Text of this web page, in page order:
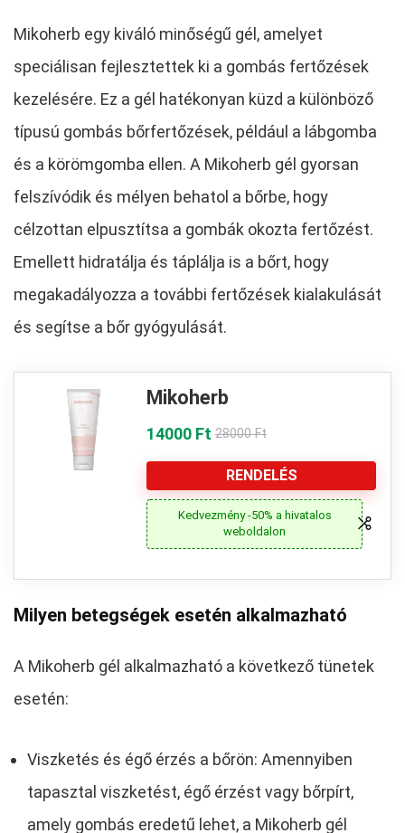
Mikoherb egy kiváló minőségű gél, amelyet
speciálisan fejlesztettek ki a gombás fertőzések
kezelésére. Ez a gél hatékonyan küzd a különböző
típusú gombás bőrfertőzések, például a lábgomba
és a körömgomba ellen. A Mikoherb gél gyorsan
felszívódik és mélyen behatol a bőrbe, hogy
célzottan elpusztítsa a gombák okozta fertőzést.
Emellett hidratálja és táplálja is a bőrt, hogy
megakadályozza a további fertőzések kialakulását
és segítse a bőr gyógyulását.
Mikoherb
14000 Ft 28000 Ft
RENDELÉS
Kedvezmény -50% a hivatalos
weboldalon
Milyen betegségek esetén alkalmazható
A Mikoherb gél alkalmazható a következő tünetek
esetén:
Viszketés és égő érzés a bőrön: Amennyiben
tapasztal viszketést, égő érzést vagy bőrpírt,
amely gombás eredetű lehet, a Mikoherb gél